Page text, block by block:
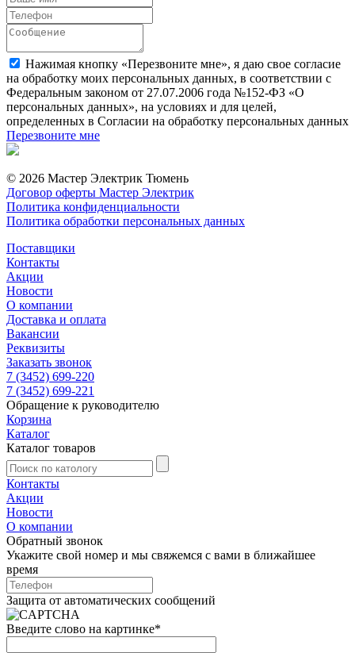
Нажимая кнопку «Перезвоните мне», я даю свое согласие
на обработку моих персональных данных, в соответствии с
Федеральным законом от 27.07.2006 года №152-ФЗ «О
персональных данных», на условиях и для целей,
определенных в Согласии на обработку персональных данных
Перезвоните мне
© 2026 Мастер Электрик Тюмень
Договор оферты Мастер Электрик
Политика конфиденциальности
Политика обработки персональных данных
Поставщики
Контакты
Акции
Новости
О компании
Доставка и оплата
Вакансии
Реквизиты
Заказать звонок
7 (3452) 699-220
7 (3452) 699-221
Обращение к руководителю
Корзина
Каталог
Каталог товаров
Контакты
Акции
Новости
О компании
Обратный звонок
Укажите свой номер и мы свяжемся с вами в ближайшее
время
Защита от автоматических сообщений
Введите слово на картинке*